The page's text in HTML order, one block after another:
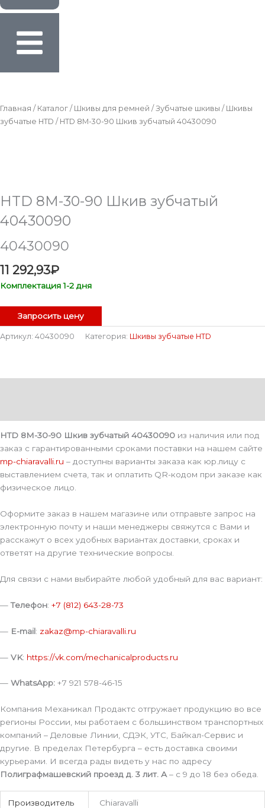
Главная / Каталог / Шкивы для ремней / Зубчатые шкивы / Шкивы
зубчатые HTD / HTD 8M-30-90 Шкив зубчатый 40430090
HTD 8M-30-90 Шкив зубчатый
40430090
40430090
11 292,93₽
Комплектация 1-2 дня
Запросить цену
Артикул: 40430090 Категория: Шкивы зубчатые HTD
HTD 8M-30-90 Шкив зубчатый 40430090 из наличия или под
заказ с гарантированными сроками поставки на нашем сайте
mp-chiaravalli.ru – доступны варианты заказа как юр.лицу с
выставлением счета, так и оплатить QR-кодом при заказе как
физическое лицо.
Оформите заказ в нашем магазине или отправьте запрос на
электронную почту и наши менеджеры свяжутся с Вами и
расскажут о всех удобных вариантах доставки, сроках и
ответят на другие технические вопросы.
Для связи с нами выбирайте любой удобный для вас вариант:
—Телефон: +7 (812) 643-28-73
— E-mail: zakaz@mp-chiaravalli.ru
— VK: https://vk.com/mechanicalproducts.ru
— WhatsApp: +7 921 578-46-15
Компания Механикал Продактс отгружает продукцию во все
регионы России, мы работаем с большинством транспортных
компаний – Деловые Линии, СДЭК, УТС, Байкал-Сервис и
другие. В пределах Петербурга – есть доставка своими
курьерами. И всегда рады видеть у нас по адресу
Полиграфмашевский проезд д. 3 лит. А– с 9 до 18 без обеда.
Производитель Chiaravalli